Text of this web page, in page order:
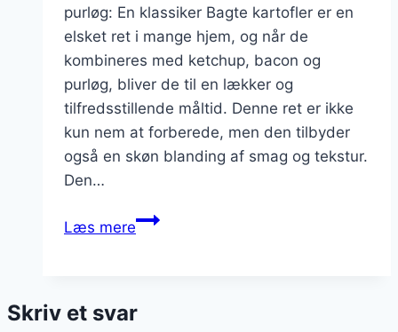
purløg: En klassiker Bagte kartofler er en
elsket ret i mange hjem, og når de
kombineres med ketchup, bacon og
purløg, bliver de til en lækker og
tilfredsstillende måltid. Denne ret er ikke
kun nem at forberede, men den tilbyder
også en skøn blanding af smag og tekstur.
Den…
Læs mereBagte
bacon
Skriv et svar